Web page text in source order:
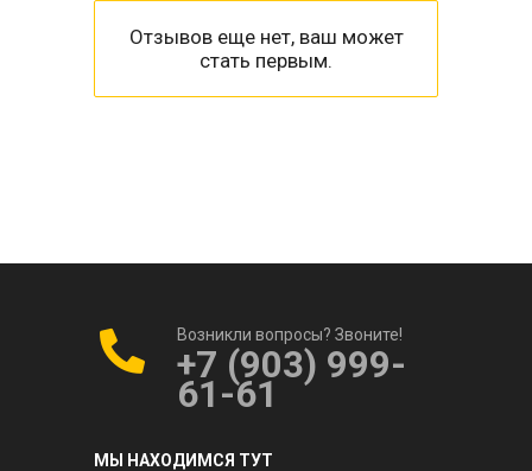
Отзывов еще нет, ваш может
стать первым.
Возникли вопросы? Звоните!
+7 (903) 999-
61-61
МЫ НАХОДИМСЯ ТУТ